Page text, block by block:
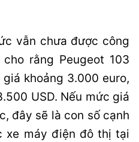
vẫn chưa được công
rằng Peugeot 103
khoảng 3.000 euro,
USD. Nếu mức giá
đây sẽ là con số cạnh
xe máy điện đô thị tại